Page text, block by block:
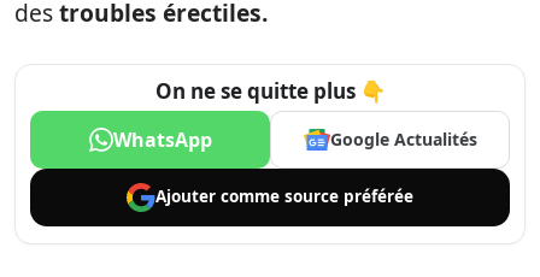
destroubles érectiles.
On ne se quitte plus 👇
WhatsApp Google Actualités
Ajouter comme source préférée